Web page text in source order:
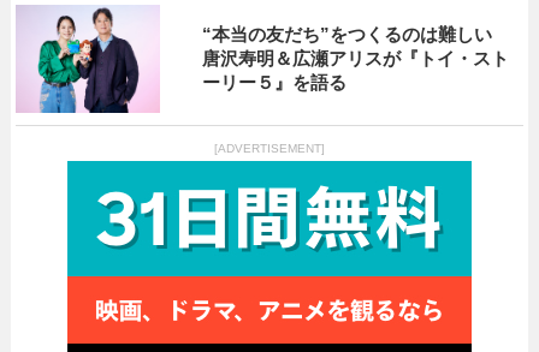
“本当の友だち”をつくるのは難しい
唐沢寿明＆広瀬アリスが『トイ・スト
ーリー５』を語る
[ADVERTISEMENT]